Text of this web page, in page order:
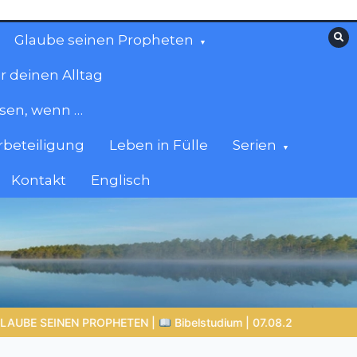
Glaube seinen Propheten
deinen Alltag
wenn …
Leben in Fülle Serien
Kontakt Englisch
| 07.08.2026 | Hiob | Kap.42 – Das Ende der Prüfung